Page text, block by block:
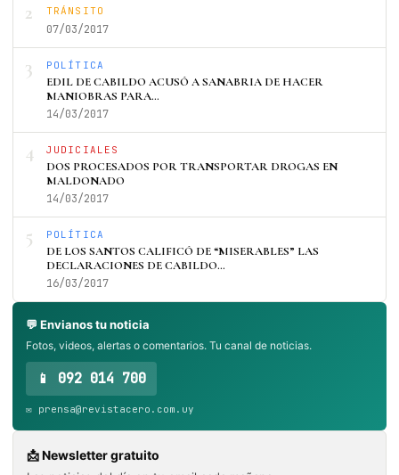
2 TRÁNSITO
07/03/2017
3 POLÍTICA
EDIL DE CABILDO ACUSÓ A SANABRIA DE HACER
MANIOBRAS PARA…
14/03/2017
4 JUDICIALES
DOS PROCESADOS POR TRANSPORTAR DROGAS EN
MALDONADO
14/03/2017
5 POLÍTICA
DE LOS SANTOS CALIFICÓ DE “MISERABLES” LAS
DECLARACIONES DE CABILDO…
16/03/2017
💬 Envianos tu noticia
Fotos, videos, alertas o comentarios. Tu canal de noticias.
📱 092 014 700
✉️ prensa@revistacero.com.uy
📩 Newsletter gratuito